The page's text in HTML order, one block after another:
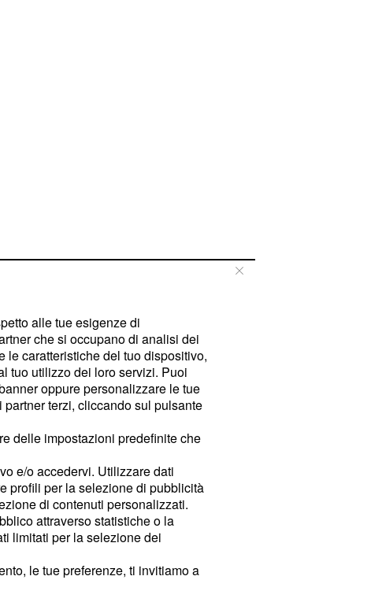
alle tue esigenze di
che si occupano di analisi dei
le caratteristiche del tuo dispositivo,
tuo utilizzo dei loro servizi. Puoi
oppure personalizzare le tue
terzi, cliccando sul pulsante
delle impostazioni predefinite che
e/o accedervi. Utilizzare dati
profili per la selezione di pubblicità
di contenuti personalizzati.
attraverso statistiche o la
limitati per la selezione dei
le tue preferenze, ti invitiamo a